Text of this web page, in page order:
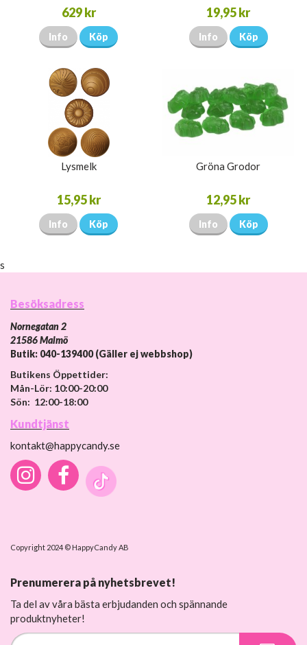
629 kr
Info Köp
19,95 kr
Info Köp
Lysmelk
15,95 kr
Info Köp
Gröna Grodor
12,95 kr
Info Köp
s
Besöksadress
Nornegatan 2
21586 Malmö
Butik: 040-139400 (Gäller ej webbshop)
Butikens Öppettider:
Mån-Lör: 10:00-20:00
Sön: 12:00-18:00
Kundtjänst
kontakt@happycandy.se
Copyright 2024 © HappyCandy AB
Prenumerera på nyhetsbrevet!
Ta del av våra bästa erbjudanden och spännande
produktnyheter!